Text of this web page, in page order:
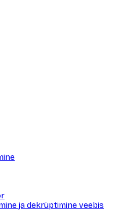
ja dekrüptimine veebis